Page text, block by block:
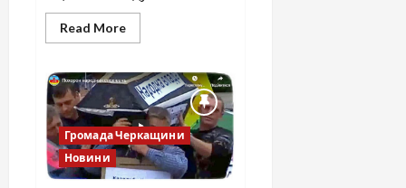
Read MoreRead
more
фото
звіт
сесії
чорнобаївської
районної
ради
від
10
серпня
Громада Черкащини
Новини